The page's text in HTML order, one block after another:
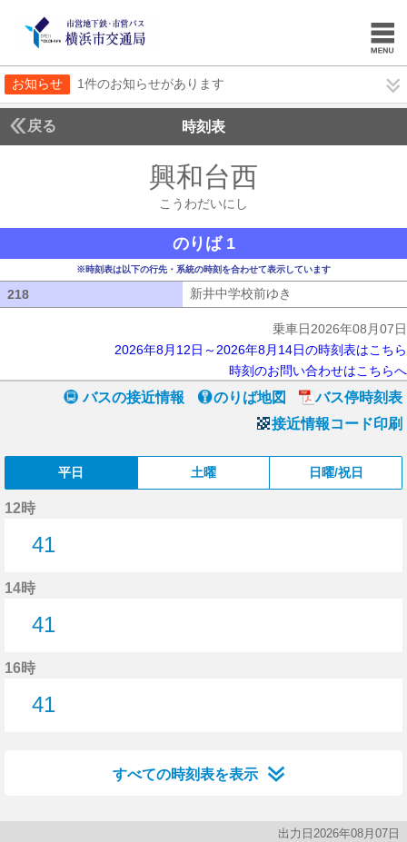
お知らせ 1件のお知らせがあります
戻る 時刻表
興和台西
こうわだいにし
のりば 1
※時刻表は以下の行先・系統の時刻を合わせて表示しています
218 新井中学校前ゆき
乗車日2026年08月07日
2026年8月12日～2026年8月14日の時刻表はこちら
時刻のお問い合わせはこちらへ
バスの接近情報 のりば地図
バス停時刻表
接近情報コード印刷
平日 土曜 日曜/祝日
12時
41
14時
41
16時
41
すべての時刻表を表示
出力日2026年08月07日